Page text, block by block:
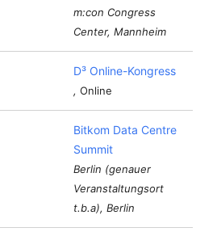
m:con Congress
Center, Mannheim
D³ Online-Kongress
, Online
Bitkom Data Centre
Summit
Berlin (genauer
Veranstaltungsort
t.b.a), Berlin